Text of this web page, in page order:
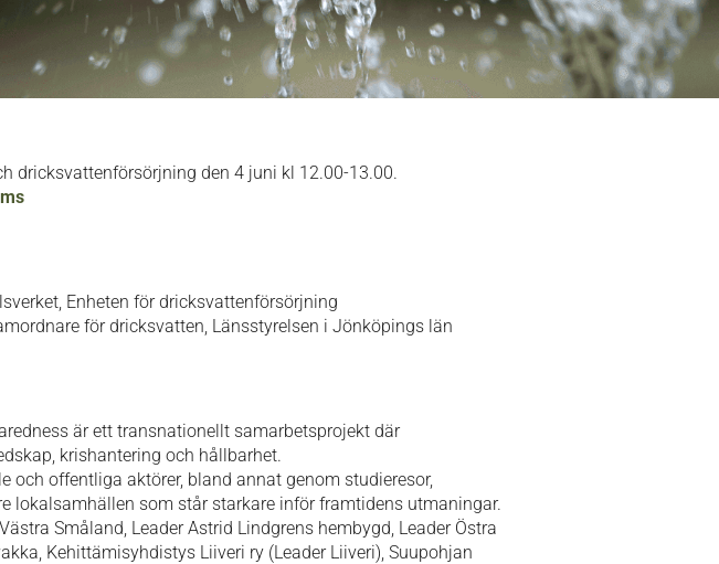
dricksvattenförsörjning den 4 juni kl 12.00-13.00.
Enheten för dricksvattenförsörjning
för dricksvatten, Länsstyrelsen i Jönköpings län
är ett transnationellt samarbetsprojekt där
krishantering och hållbarhet.
offentliga aktörer, bland annat genom studieresor,
lokalsamhällen som står starkare inför framtidens utmaningar.
Småland, Leader Astrid Lindgrens hembygd, Leader Östra
Kehittämisyhdistys Liiveri ry (Leader Liiveri), Suupohjan